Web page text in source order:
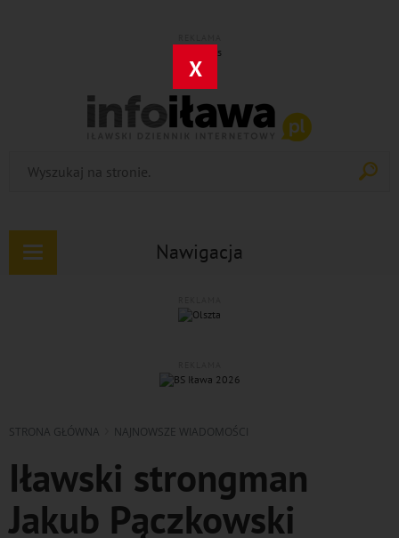
X
Nawigacja
Rozwiń
STRONA GŁÓWNA NAJNOWSZE WIADOMOŚCI
Iławski strongman
Jakub Pączkowski